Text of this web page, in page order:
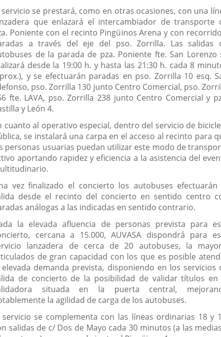
servicio se prestará, como en otras ocasiones, con una
que enlazará el intercambiador de transporte
Poniente con el recinto Pingüinos Arena y con
a través del eje del pso. Zorrilla. Las salidas
de la parada de pza. Poniente fte. San Lorenzo
desde la 19:00 h. y hasta las 21:30 h. cada 8
y se efectuarán paradas en pso. Zorrilla 10 esq.
pso. Zorrilla 130 junto Centro Comercial, pso.
fte. LAVA, pso. Zorrilla 238 junto Centro Comercial y
y León 4.
cuanto al operativo especial, dentro del servicio de
se instalará una carpa en el acceso al recinto para
personas usuarias puedan utilizar este modo de
aportando rapidez y eficiencia a la asistencia del
vez finalizado el concierto los autobuses efectuarán
desde el recinto del concierto en sentido centro
análogas a las indicadas en sentido contrario.
la elevada afluencia de personas prevista para
cercana a 15.000, AUVASA dispondrá para
lanzadera de cerca de 20 autobuses, la
de gran capacidad con los que es posible
demanda prevista, disponiendo en los servicios
de concierto de la posibilidad de validar títulos en
situada en la puerta central,
la agilidad de carga de los autobuses.
servicio se complementa con las líneas ordinarias 18 y
salidas de c/ Dos de Mayo cada 30 minutos (a las